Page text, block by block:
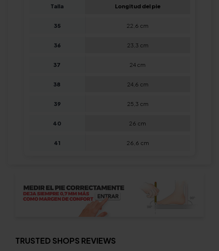
Talla Longitud del pie
35 22,6 cm
36 23,3 cm
37 24 cm
38 24,6 cm
39 25,3 cm
40 26 cm
41 26,6 cm
TRUSTED SHOPS REVIEWS